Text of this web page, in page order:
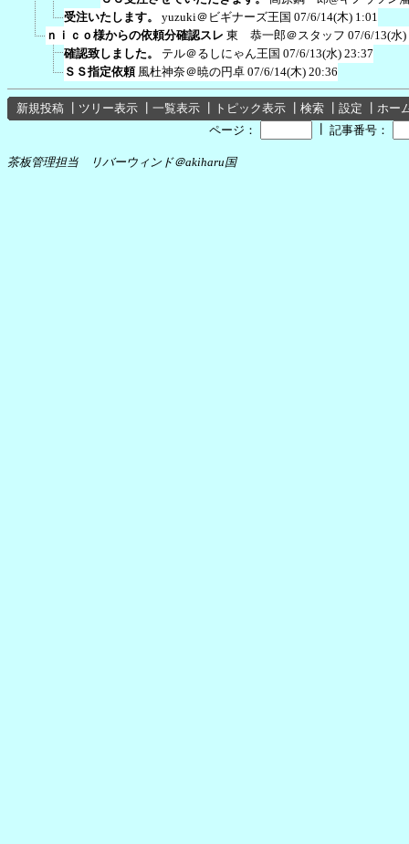
受注いたします。
yuzuki＠ビギナーズ王国 07/6/14(木) 1:01
ｎｉｃｏ様からの依頼分確認スレ 東 恭一郎＠スタッフ 07/6/13(水)
確認致しました。
テル＠るしにゃん王国 07/6/13(水) 23:37
ＳＳ指定依頼 風杜神奈＠暁の円卓 07/6/14(木) 20:36
新規投稿 ツリー表示 一覧表示 トピック表示 検索 設定
ホー
ページ：
記事番号：
茶板管理担当 リバーウィンド＠akiharu国